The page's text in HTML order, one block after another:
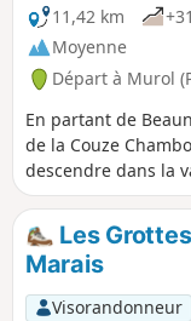
11,42 km
Moyenne
Départ à Murol
En partant de
de la Couze
descendre dans la
Chambon-sur-Lac,
romanes
profitant de
Couze, la Vallée de
Murol et son
Les
Marais
Visorandonneur